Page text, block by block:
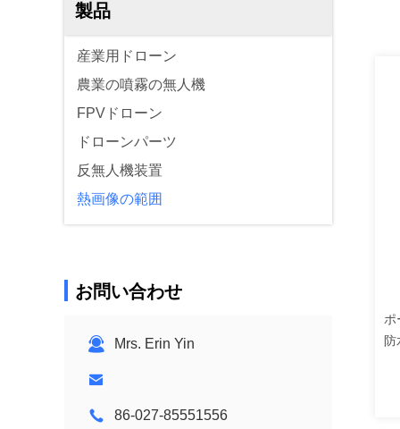
製品
産業用ドローン
農業の噴霧の無人機
FPVドローン
ドローンパーツ
反無人機装置
熱画像の範囲
お問い合わせ
Mrs. Erin Yin
86-027-85551556
ポ
防